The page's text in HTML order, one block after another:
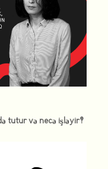
tutur və necə işləyir?